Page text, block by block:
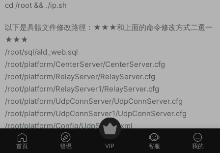
首頁 發現 VIP 客服 我的